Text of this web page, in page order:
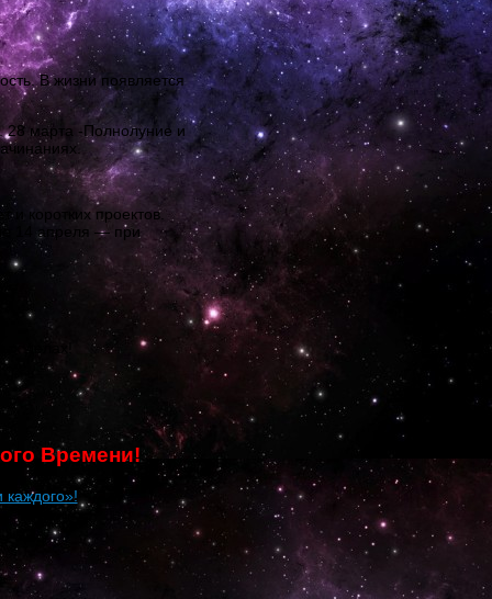
В жизни появляется
28 марта -Полнолуние и
коротких проектов.
14 апреля — при
делах!
Времени!
каждого»!